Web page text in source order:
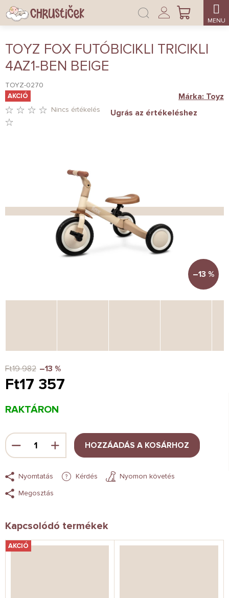
Ugrás
fő
KOSÁR
Bejelentkezés
TOYZ FOX FUTÓBICIKLI TRICIKLI
4AZ1-BEN BEIGE
TOYZ-0270
AKCIÓ
CSILLAG.
Nincs értékelés Ugrás az értékeléshez
Márka: Toyz
–13 %
Ft19 982 –13 %
Ft17 357
Egységár:
RAKTÁRON
HOZZÁADÁS A KOSÁRHOZ
Nyomtatás Kérdés
Nyomon követés
Megosztás
Kapcsolódó termékek
AKCIÓ